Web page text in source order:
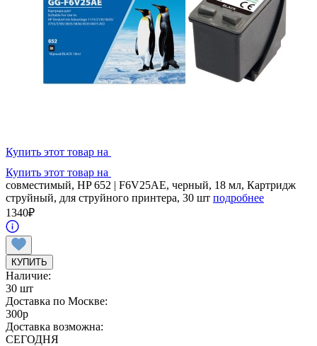
Купить этот товар на
Купить этот товар на
совместимый, HP 652 | F6V25AE, черный, 18 мл, Картридж
струйный, для струйного принтера, 30 шт подробнее
1340₽
КУПИТЬ
Наличие:
30 шт
Доставка по Москве:
300p
Доставка возможна:
СЕГОДНЯ